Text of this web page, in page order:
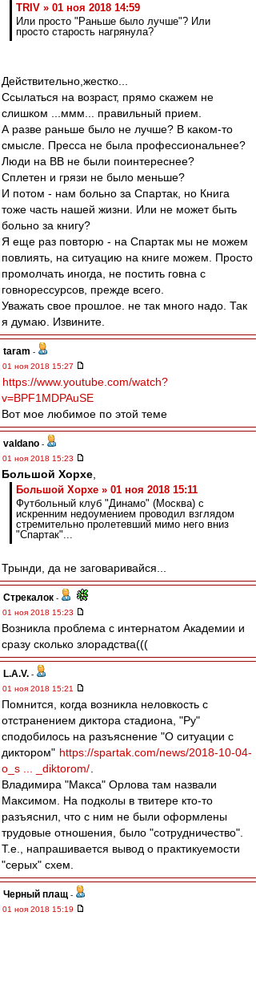
TRIV » 01 ноя 2018 14:59
Или просто "Раньше было лучше"? Или
просто старость нагрянула?
Действительно,жестко...
Ссылаться на возраст, прямо скажем не
слишком ...ммм... правильный прием.
А разве раньше было не лучше? В каком-то
смысле. Пресса не была профессиональнее?
Люди на ВВ не были поинтереснее?
Сплетен и грязи не было меньше?
И потом - нам больно за Спартак, но Книга
тоже часть нашей жизни. Или не может быть
больно за книгу?
Я еще раз повторю - на Спартак мы не можем
повлиять, на ситуацию на книге можем. Просто
промолчать иногда, не постить говна с
говнорессурсов, прежде всего.
Уважать свое прошлое. не так много надо. Так
я думаю. Извините.
taram -
01 ноя 2018 15:27
https://www.youtube.com/watch?
v=BPF1MDPAuSE
Вот мое любимое по этой теме
valdano -
01 ноя 2018 15:23
Большой Хорхе
Большой Хорхе » 01 ноя 2018 15:11
Футбольный клуб "Динамо" (Москва) с
искренним недоумением проводил взглядом
стремительно пролетевший мимо него вниз
"Спартак"...
Трынди, да не заговаривайся...
Стрекалок -
01 ноя 2018 15:23
Возникла проблема с интернатом Академии и
сразу сколько злорадства(((
L.А.V. -
01 ноя 2018 15:21
Помнится, когда возникла неловкость с
отстранением диктора стадиона, "Ру"
сподобилось на разъяснение "О ситуации с
диктором" https://spartak.com/news/2018-10-04-
o_s ... _diktorom/
Владимира "Макса" Орлова там назвали
Максимом. На подколы в твитере кто-то
разъяснил, что с ним не были оформлены
трудовые отношения, было "сотрудничество".
Т.е., напрашивается вывод о практикуемости
"серых" схем.
Черный плащ -
01 ноя 2018 15:19